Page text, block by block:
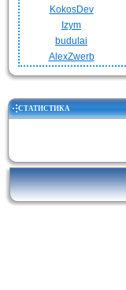
KokosDev
Izym
budulai
AlexZwerb
СТАТИСТИКА